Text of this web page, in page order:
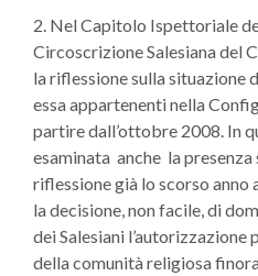
2. Nel Capitolo Ispettoriale
Circoscrizione Salesiana del
la riflessione sulla situazione
essa appartenenti nella
partire dall’ottobre 2008. In
esaminata anche la presenza
riflessione già lo scorso anno
la decisione, non facile, di
dei Salesiani l’autorizzazione
della comunità religiosa